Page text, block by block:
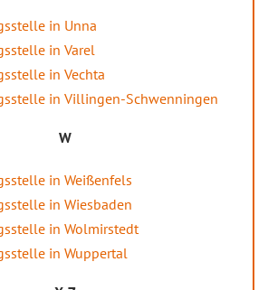
in Unna
in Varel
in Vechta
in Villingen-Schwenningen
W
in Weißenfels
in Wiesbaden
in Wolmirstedt
in Wuppertal